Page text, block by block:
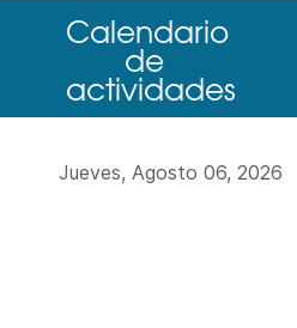
Jueves, Agosto 06, 2026